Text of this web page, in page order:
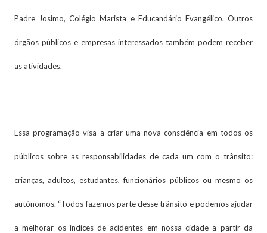
Padre Josimo, Colégio Marista e Educandário Evangélico. Outros
órgãos públicos e empresas interessados também podem receber
as atividades.
Essa programação visa a criar uma nova consciência em todos os
públicos sobre as responsabilidades de cada um com o trânsito:
crianças, adultos, estudantes, funcionários públicos ou mesmo os
autônomos. “Todos fazemos parte desse trânsito e podemos ajudar
a melhorar os índices de acidentes em nossa cidade a partir da